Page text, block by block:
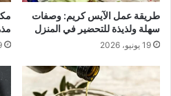
طريقة عمل الآيس كريم: وصفات
سهلة ولذيذة للتحضير في المنزل
19 يونيو، 2026